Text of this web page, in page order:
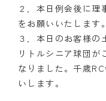
２．本日例会後に
をお願いいたします。
３．本日のお客様
リトルシニア球団が
なりました。千歳
いします。